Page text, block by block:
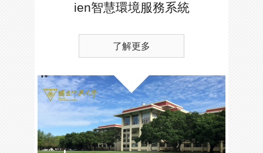
ien智慧環境服務系統
了解更多